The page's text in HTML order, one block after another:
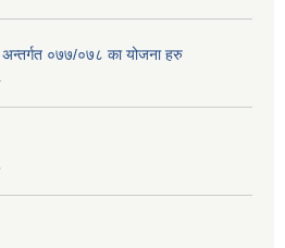
अन्तर्गत ०७७/०७८ का योजना हरु